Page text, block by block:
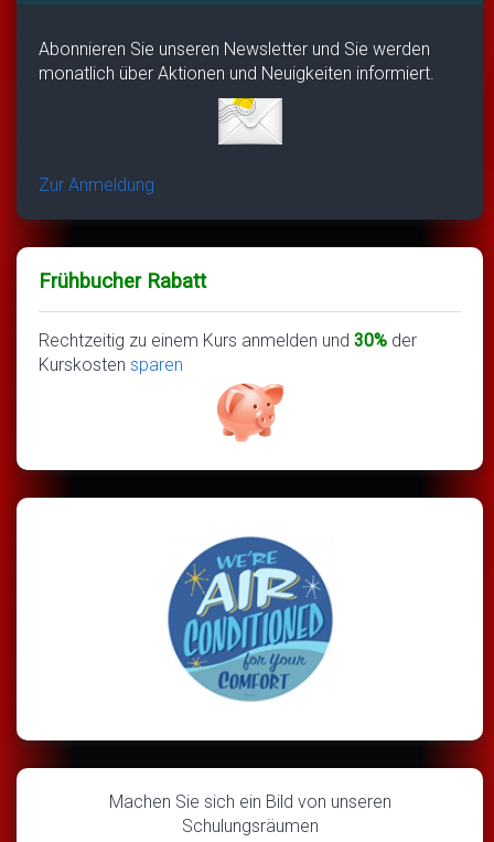
Abonnieren Sie unseren Newsletter und Sie werden
monatlich über Aktionen und Neuigkeiten informiert.
Zur Anmeldung
Frühbucher Rabatt
Rechtzeitig zu einem Kurs anmelden und 30% der
Kurskosten sparen
Machen Sie sich ein Bild von unseren
Schulungsräumen